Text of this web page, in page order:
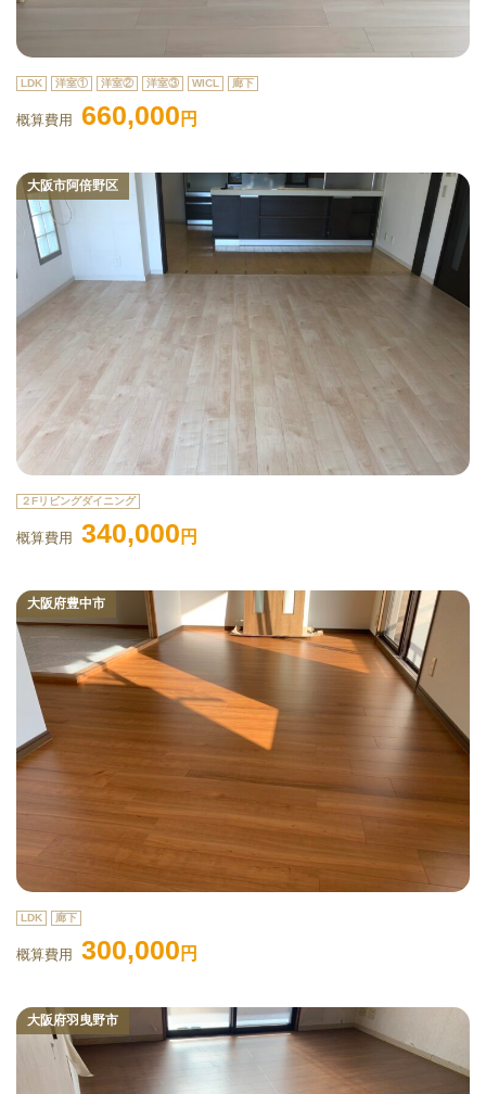
LDK 洋室① 洋室② 洋室③ WICL 廊下
概算費用 660,000 円
大阪市阿倍野区
２Fリビングダイニング
概算費用 340,000 円
大阪府豊中市
LDK 廊下
概算費用 300,000 円
大阪府羽曳野市